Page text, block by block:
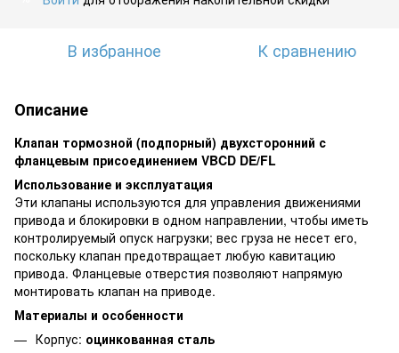
В избранное К сравнению
Описание
Клапан тормозной (подпорный) двухсторонний с
фланцевым присоединением VBCD DE/FL
Использование и эксплуатация
Эти клапаны используются для управления движениями
привода и блокировки в одном направлении, чтобы иметь
контролируемый опуск нагрузки; вес груза не несет его,
поскольку клапан предотвращает любую кавитацию
привода. Фланцевые отверстия позволяют напрямую
монтировать клапан на приводе.
Материалы и особенности
Корпус: оцинкованная сталь